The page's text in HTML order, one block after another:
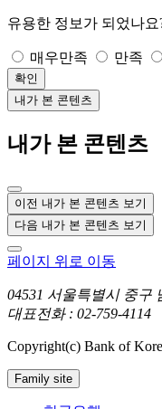
유용한 정보가 되었나요
매우만족 만족
확인
내가 본 콘텐츠
내가 본 콘텐츠
이전 내가 본 콘텐츠 보기
다음 내가 본 콘텐츠 보기
페이지 위로 이동
04531 서울특별시 중구
대표전화 : 02-759-4114
Copyright(c) Bank of
Family site